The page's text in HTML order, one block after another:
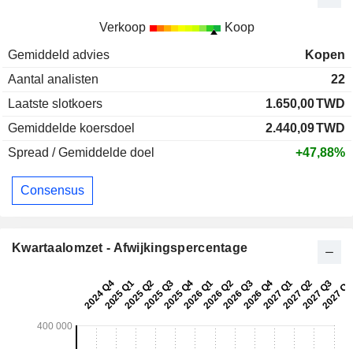
Verkoop Koop
Gemiddeld advies
Kopen
Aantal analisten
22
Laatste slotkoers
1.650,00TWD
Gemiddelde koersdoel
2.440,09TWD
Spread / Gemiddelde doel
+47,88%
Consensus
Kwartaalomzet - Afwijkingspercentage